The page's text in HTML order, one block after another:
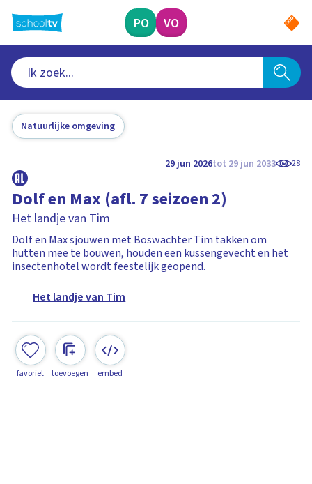
naar
hoofdinhoud
PO VO
Natuurlijke omgeving
29 jun 2026tot 29 jun 2033 28
Dolf en Max (afl. 7 seizoen 2)
Het landje van Tim
Dolf en Max sjouwen met Boswachter Tim takken om
hutten mee te bouwen, houden een kussengevecht en het
insectenhotel wordt feestelijk geopend.
Het landje van Tim
favoriet toevoegen embed